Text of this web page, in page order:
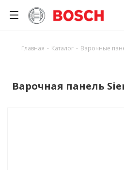
Главная - Каталог - Варочные
Варочная панель